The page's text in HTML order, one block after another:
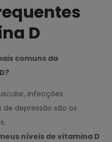
D
comuns da
infecções
depressão são os
níveis de vitamina D